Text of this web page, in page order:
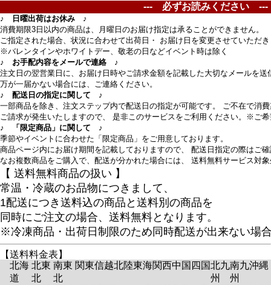
--- 必ずお読みください ---
♪ 日曜出荷はお休み ♪
消費期限3日以内の商品は、月曜日のお届け指定は承ることができません。
ご指定された場合、状況に合わせて出荷日・ お届け日を変更させていただ
※バレンタインやホワイトデー、敬老の日などイベント時は除く
♪ お手配内容をメールで連絡 ♪
注文日の翌営業日に、お届け日時やご請求金額を記載した大切なメールを送
万が一届かない場合には、ご連絡ください。
♪ 配送日の指定に関して ♪
一部商品を除き、注文ステップ内で配送日の指定が可能です。 ご不在で消
ご請求が発生いたしますので、 是非このサービスをご利用ください。※ご
♪ 「限定商品」に関して ♪
季節やイベントに合わせた「限定商品」をご用意しております。
商品ページ内にお届け期間を記載しておりますので、 配送日指定の際はご
なお複数商品をご購入で、配送が分かれた場合には、 送料無料サービス対
【 送料無料商品の扱い 】
常温・冷蔵のお品物につきまして、
1配送につき送料込の商品と送料別の商品を
同時にご注文の場合、送料無料となります。
※冷凍商品・出荷日制限のため同時配送が出来ない場
【送料料金表】
北海
道
北東
北
南東
北
関東信越北陸東海関西中国 四国北九
州
南九
州
沖縄